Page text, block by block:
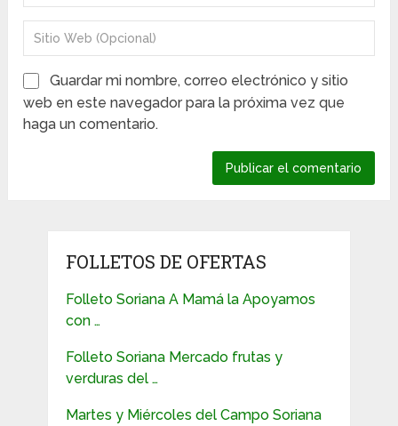
Guardar mi nombre, correo electrónico y sitio
web en este navegador para la próxima vez que
haga un comentario.
FOLLETOS DE OFERTAS
Folleto Soriana A Mamá la Apoyamos
con …
Folleto Soriana Mercado frutas y
verduras del …
Martes y Miércoles del Campo Soriana